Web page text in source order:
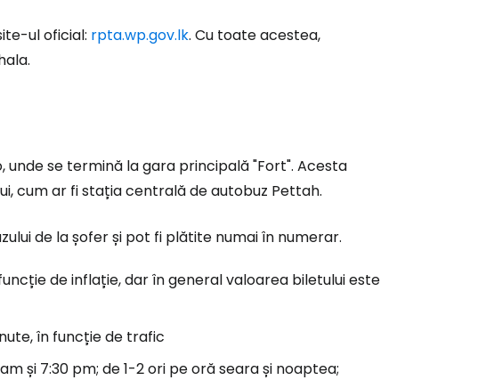
ul oficial: rpta.wp.gov.lk. Cu toate acestea,
unde se termină la gara principală "Fort". Acesta
cum ar fi stația centrală de autobuz Pettah.
de la șofer și pot fi plătite numai în numerar.
de inflație, dar în general valoarea biletului este
în funcție de trafic
și 7:30 pm; de 1-2 ori pe oră seara și noaptea;
vă la Cestee
a călătorilor
Continuați cu Google
Continuați cu Facebook